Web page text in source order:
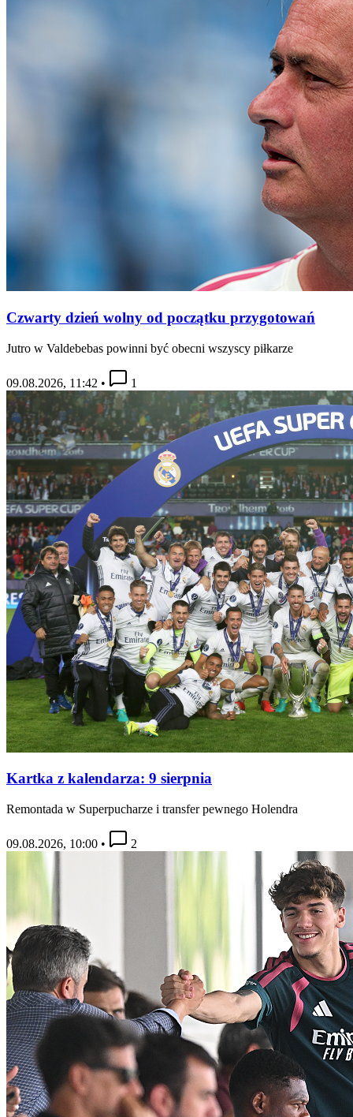
Czwarty dzień wolny od początku przygotowań
Jutro w Valdebebas powinni być obecni wszyscy piłkarze
09.08.2026, 11:42 • 1
Kartka z kalendarza: 9 sierpnia
Remontada w Superpucharze i transfer pewnego Holendra
09.08.2026, 10:00 • 2